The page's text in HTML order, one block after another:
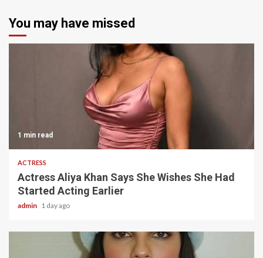
You may have missed
1 min read
ACTRESS
Actress Aliya Khan Says She Wishes She Had
Started Acting Earlier
admin 1 day ago